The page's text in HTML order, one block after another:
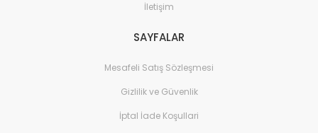
İletişim
SAYFALAR
Mesafeli Satış Sözleşmesi
Gizlilik ve Güvenlik
İptal İade Koşullari